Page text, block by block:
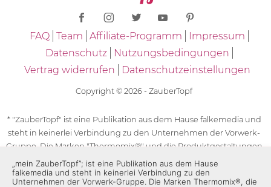
FAQ Team Affiliate-Programm
Impressum
Datenschutz
Nutzungsbedingungen
Vertrag widerrufen
Datenschutzeinstellungen
Copyright © 2026 - ZauberTopf
* "ZauberTopf" ist eine Publikation aus dem Hause falkemedia und
steht in keinerlei Verbindung zu den Unternehmen der Vorwerk-
Gruppe. Die Marken "Thermomix®" und die Produktgestaltungen
des "Thermomix®" sind eingetragene Marken der Unternehmen
der Vorwerk-Gruppe. Die Marken Thermomix®, die Zeichen TM5®,
„mein ZauberTopf”; ist eine Publikation aus dem Hause
falkemedia und steht in keinerlei Verbindung zu den
Unternehmen der Vorwerk-Gruppe. Die Marken Thermomix®, die